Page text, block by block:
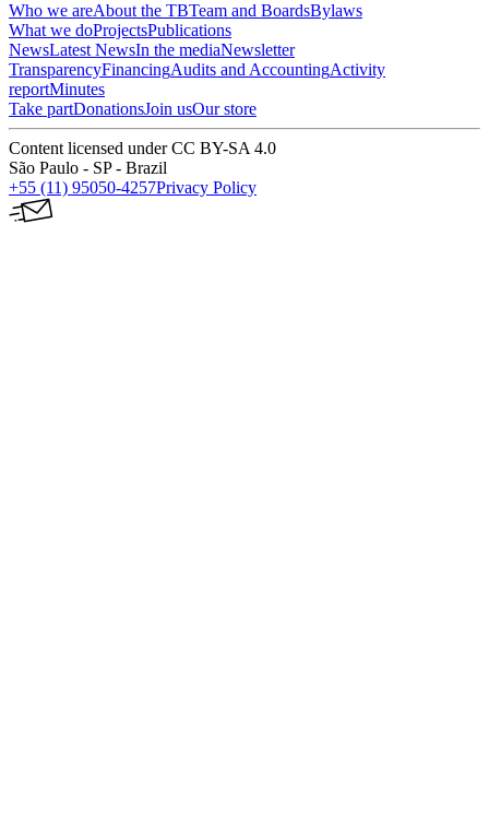
Who we areAbout the TBTeam and BoardsBylaws
What we doProjectsPublications
NewsLatest NewsIn the mediaNewsletter
TransparencyFinancingAudits and AccountingActivity
reportMinutes
Take partDonationsJoin usOur store
Content licensed under CC BY-SA 4.0
São Paulo - SP - Brazil
+55 (11) 95050-4257Privacy Policy